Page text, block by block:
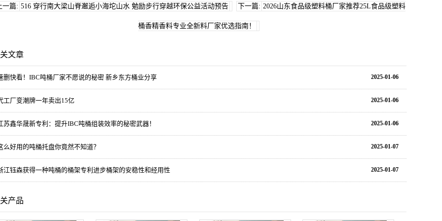
一篇: 516 穿行南大梁山脊邂逅小海坨山水 勉励步行穿越环保公益活动预告 下一篇: 2026山东食品级塑料桶厂家推荐25L食品级塑料
桶香精香料专业全新料厂家优选指南！
文章
2025-01-06
删快看！IBC吨桶厂家不愿说的秘密 新乡东方桶业分享
2025-01-06
工厂变潮牌一年卖出15亿
2025-01-06
苏鑫华晟新专利：提升IBC吨桶组装效率的秘密武器！
2025-01-07
么好用的吨桶托盘你竟然不知道？
2025-01-07
江钰森获得一种吨桶的桶架专利进步桶架的安稳性和经用性
产品